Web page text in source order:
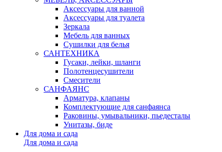
Аксессуары для ванной
Аксессуары для туалета
Зеркала
Мебель для ванных
Сушилки для белья
САНТЕХНИКА
Гусаки, лейки, шланги
Полотенцесушители
Смесители
САНФАЯНС
Арматура, клапаны
Комплектующие для санфаянса
Раковины, умывальники, пьедесталы
Унитазы, биде
Для дома и сада
Для дома и сада